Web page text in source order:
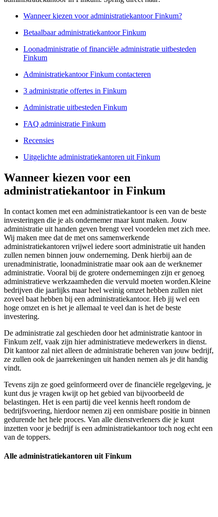
Wanneer kiezen voor administratiekantoor Finkum?
Betaalbaar administratiekantoor Finkum
Loonadministratie of financiële administratie uitbesteden
Finkum
Administratiekantoor Finkum contacteren
3 administratie offertes in Finkum
Administratie uitbesteden Finkum
FAQ administratie Finkum
Recensies
Uitgelichte administratiekantoren uit Finkum
Wanneer kiezen voor een
administratiekantoor in Finkum
In contact komen met een administratiekantoor is een van de beste
investeringen die je als ondernemer maar kunt maken. Jouw
administratie uit handen geven brengt veel voordelen met zich mee.
Wij maken mee dat de met ons samenwerkende
administratiekantoren vrijwel iedere soort administratie uit handen
zullen nemen binnen jouw onderneming. Denk hierbij aan de
urenadministratie, loonadministratie maar ook aan de werknemer
administratie. Vooral bij de grotere ondernemingen zijn er genoeg
administratieve werkzaamheden die vervuld moeten worden.Kleine
bedrijven die jaarlijks maar heel weinig omzet hebben zullen niet
zoveel baat hebben bij een administratiekantoor. Heb jij wel een
hoge omzet en is het je allemaal te veel dan is het de beste
investering.
De administratie zal geschieden door het administratie kantoor in
Finkum zelf, vaak zijn hier administratieve medewerkers in dienst.
Dit kantoor zal niet alleen de administratie beheren van jouw bedrijf,
ze zullen ook de jaarrekeningen uit handen nemen als je dit handig
vindt.
Tevens zijn ze goed geïnformeerd over de financiële regelgeving, je
kunt dus je vragen kwijt op het gebied van bijvoorbeeld de
belastingen. Het is een partij die veel kennis heeft rondom de
bedrijfsvoering, hierdoor nemen zij een onmisbare positie in binnen
gedurende het hele proces. Van alle dienstverleners die je kunt
inzetten voor je bedrijf is een administratiekantoor toch nog echt een
van de toppers.
Alle administratiekantoren uit Finkum